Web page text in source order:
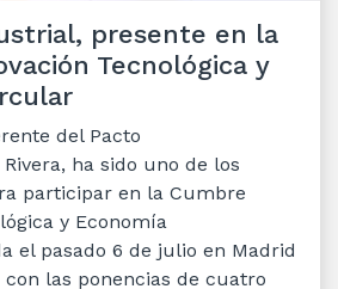
presente en la
Tecnológica y
del Pacto
ha sido uno de los
participar en la Cumbre
y Economía
el pasado 6 de julio en Madrid
las ponencias de cuatro